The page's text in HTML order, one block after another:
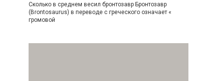
Сколько в среднем весил бронтозавр Бронтозавр
(Brontosaurus) в переводе с греческого означает «
громовой